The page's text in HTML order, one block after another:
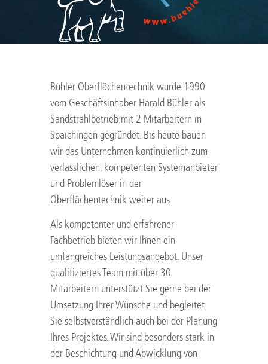
Bühler Oberflächentechnik wurde 1990
vom Geschäftsinhaber Harald Bühler als
Sandstrahlbetrieb mit 2 Mitarbeitern in
Spaichingen gegründet. Bis heute bauen
wir das Unternehmen kontinuierlich zum
verlässlichen, kompetenten Systemanbieter
und Problemlöser in der
Oberflächentechnik weiter aus.
Als kompetenter und erfahrener
Fachbetrieb bieten wir Ihnen ein
umfangreiches Leistungsangebot. Unser
qualifiziertes Team mit über 30
Mitarbeitern unterstützt Sie gerne bei der
Umsetzung Ihrer Wünsche und begleitet
Sie selbstverständlich auch bei der Planung
Ihres Projektes. Wir sind besonders stark in
der Beschichtung und Abwicklung von